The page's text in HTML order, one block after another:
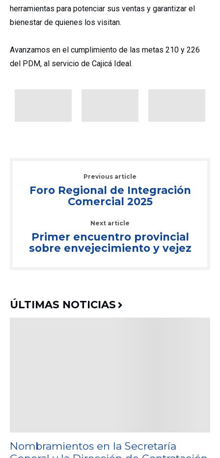
herramientas para potenciar sus ventas y garantizar el
bienestar de quienes los visitan.
Avanzamos en el cumplimiento de las metas 210 y 226
del PDM, al servicio de Cajicá Ideal.
Previous article
Foro Regional de Integración
Comercial 2025
Next article
Primer encuentro provincial
sobre envejecimiento y vejez
ÚLTIMAS NOTICIAS
Nombramientos en la Secretaría